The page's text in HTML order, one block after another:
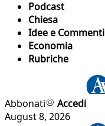
Podcast
Chiesa
Idee e Commenti
Economia
Rubriche
Abbonati
Accedi
August 8, 2026